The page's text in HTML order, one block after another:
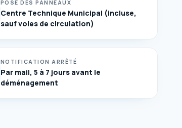
POSE DES PANNEAUX
Centre Technique Municipal (incluse,
sauf voies de circulation)
NOTIFICATION ARRÊTÉ
Par mail, 5 à 7 jours avant le
déménagement